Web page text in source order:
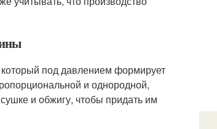
который под давлением формирует
и однородной,
и обжигу, чтобы придать им